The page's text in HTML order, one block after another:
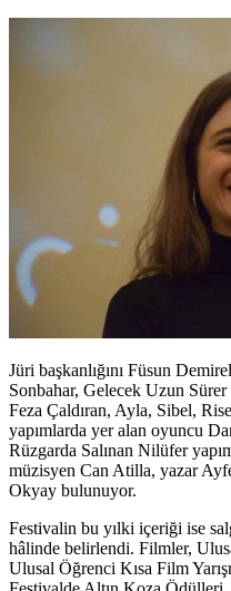
Jüri başkanlığını Füsun
Sonbahar, Gelecek Uzun
Feza Çaldıran, Ayla, Sibel,
yapımlarda yer alan oyuncu
Rüzgarda Salınan Nilüfer
müzisyen Can Atilla, yazar
Okyay bulunuyor.
Festivalin bu yılki içeriği ise
hâlinde belirlendi. Filmler,
Ulusal Öğrenci Kısa Film